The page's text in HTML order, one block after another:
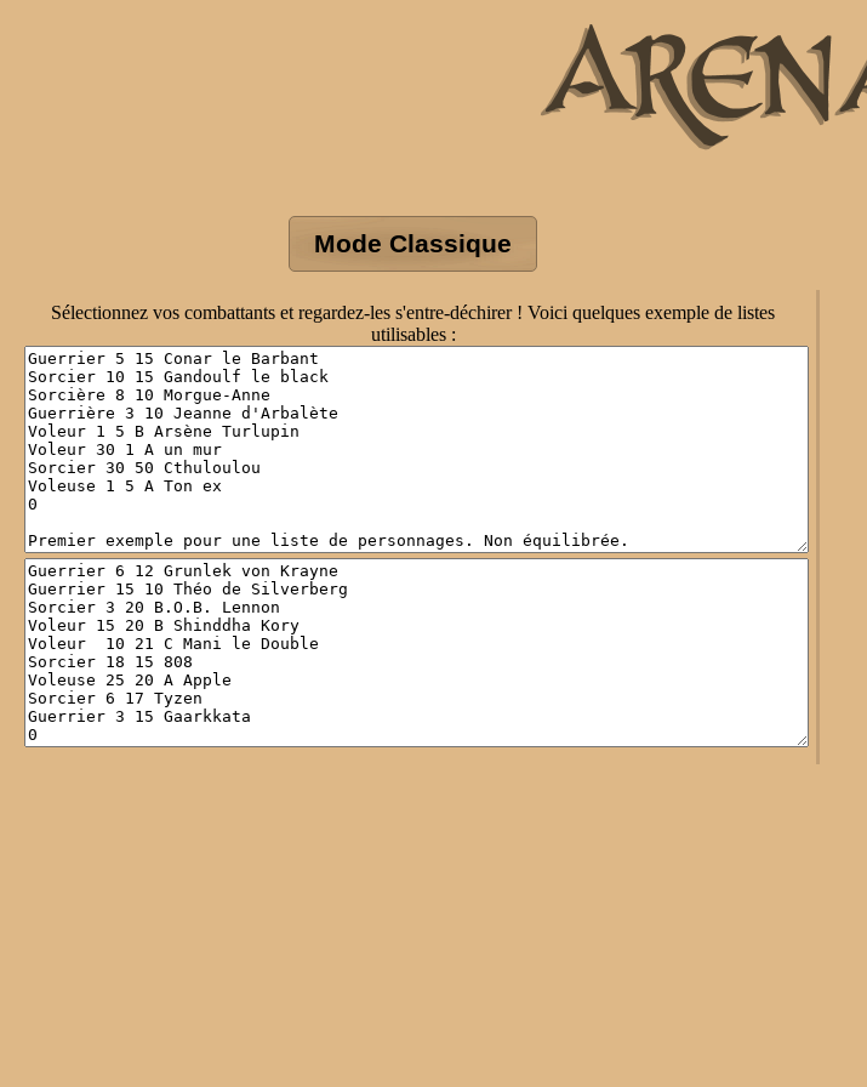
Mode Classique
Sélectionnez vos combattants et regardez-les s'entre-déchirer ! Voici quelques exemple de listes
utilisables :